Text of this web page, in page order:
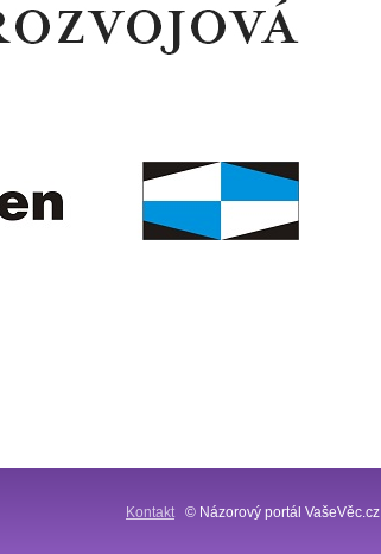
Kontakt © Názorový portál VašeVěc.cz